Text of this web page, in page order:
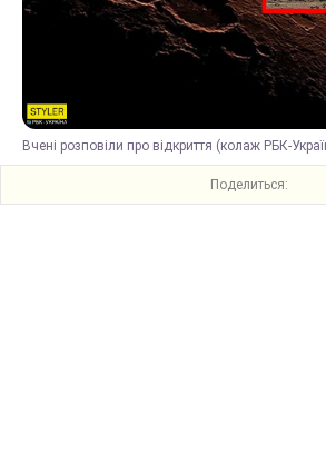
Вчені розповіли про відкриття (колаж РБК-
Поделиться: